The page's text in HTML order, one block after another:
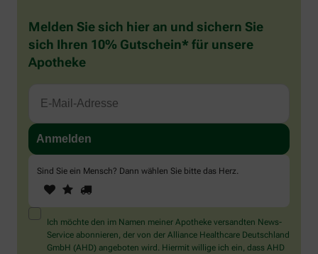
Melden Sie sich hier an und sichern Sie
sich Ihren 10% Gutschein* für unsere
Apotheke
Sind Sie ein Mensch? Dann wählen Sie bitte das Herz.
Sind
Sie
ein
Mensch?
Dann
wählen
1 2
Ich möchte den im Namen meiner Apotheke versandten News-
Service abonnieren, der von der Alliance Healthcare Deutschland
GmbH (AHD) angeboten wird. Hiermit willige ich ein, dass AHD